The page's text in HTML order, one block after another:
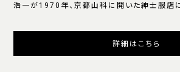
浩一が1970年、京都山科に開いた紳士服店に
詳細はこちら